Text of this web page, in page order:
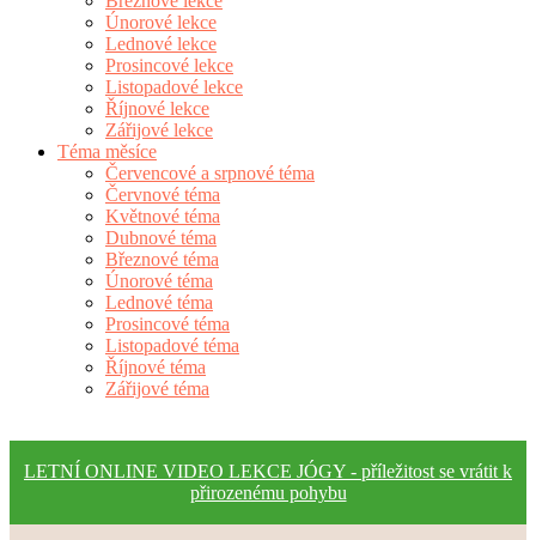
Únorové lekce
Lednové lekce
Prosincové lekce
Listopadové lekce
Říjnové lekce
Zářijové lekce
Téma měsíce
Červencové a srpnové téma
Červnové téma
Květnové téma
Dubnové téma
Březnové téma
Únorové téma
Lednové téma
Prosincové téma
Listopadové téma
Říjnové téma
Zářijové téma
LETNÍ ONLINE VIDEO LEKCE JÓGY - příležitost se vrátit k
přirozenému pohybu